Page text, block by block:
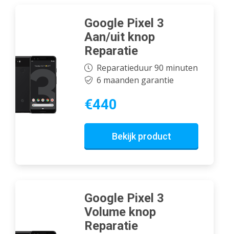
Google Pixel 3
Aan/uit knop
Reparatie
Reparatieduur 90 minuten
6 maanden garantie
€440
Bekijk product
Google Pixel 3
Volume knop
Reparatie